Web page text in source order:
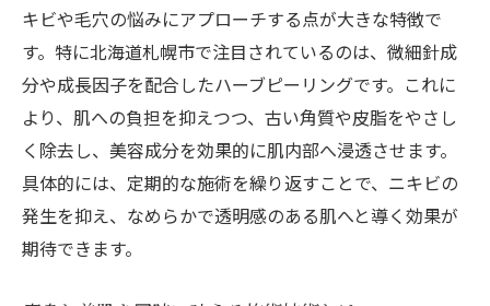
キビや毛穴の悩みにアプローチする点が大きな特徴で
す。特に北海道札幌市で注目されているのは、微細針成
分や成長因子を配合したハーブピーリングです。これに
より、肌への負担を抑えつつ、古い角質や皮脂をやさし
く除去し、美容成分を効果的に肌内部へ浸透させます。
具体的には、定期的な施術を繰り返すことで、ニキビの
発生を抑え、なめらかで透明感のある肌へと導く効果が
期待できます。